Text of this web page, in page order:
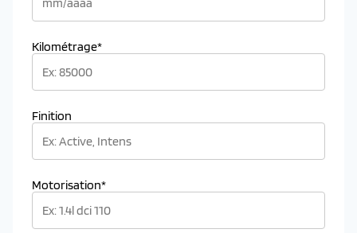
Kilométrage*
Finition
Motorisation*